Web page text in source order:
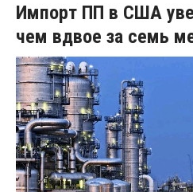
Импорт ПП в США
чем вдвое за семь